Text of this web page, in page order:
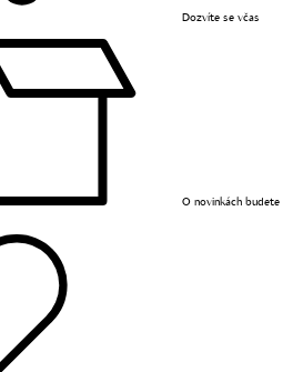
Dozvíte se včas
O novinkách budete